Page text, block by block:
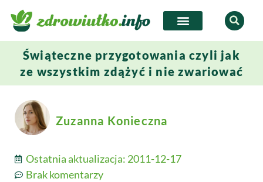
Świąteczne przygotowania czyli jak
ze wszystkim zdążyć i nie zwariować
Zuzanna Konieczna
Ostatnia aktualizacja: 2011-12-17
Brak komentarzy